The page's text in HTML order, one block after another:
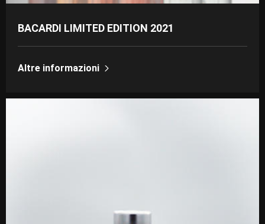
BACARDI LIMITED EDITION 2021
Altre informazioni